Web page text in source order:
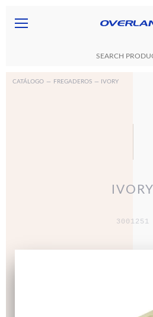
CATÁLOGO — FREGADEROS — IVORY
IVORY
3001251